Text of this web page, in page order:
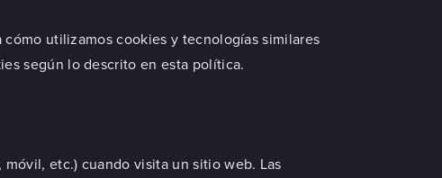
cómo utilizamos cookies y tecnologías similares
según lo descrito en esta política.
etc.) cuando visita un sitio web. Las